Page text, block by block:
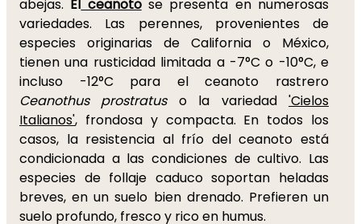
abejas. El ceanoto se presenta en numerosas
variedades. Las perennes, provenientes de
especies originarias de California o México,
tienen una rusticidad limitada a -7°C o -10°C, e
incluso -12°C para el ceanoto rastrero
Ceanothus prostratuso la variedad'Cielos
Italianos', frondosa y compacta. En todos los
casos, la resistencia al frío del ceanoto está
condicionada a las condiciones de cultivo. Las
especies de follaje caduco soportan heladas
breves, en un suelo bien drenado. Prefieren un
suelo profundo, fresco y rico en humus.